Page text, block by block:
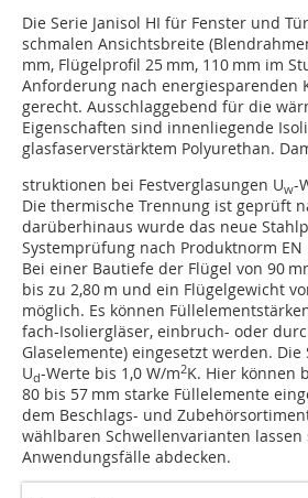
Die Serie Janisol HI für Fenster und
schmalen Ansichtsbreite
mm, Flügelprofil 25 mm, 110 mm im
Anforderung nach energiesparenden
gerecht. Ausschlaggebend für die
Eigenschaften sind innenliegende
glasfaserverstärktem Polyurethan.
struktionen bei Festverglasungen Uw-
Die thermische Trennung ist geprüft
darüberhinaus wurde das neue
Systemprüfung nach Produktnorm EN
Bei einer Bautiefe der Flügel von 90
bis zu 2,80 m und ein Flügelgewicht
möglich. Es können
fach-Isoliergläser, einbruch- oder
Glaselemente) eingesetzt werden.
Ud-Werte bis 1,0 W/m2K. Hier können
80 bis 57 mm starke Füllelemente
dem Beschlags- und
wählbaren Schwellenvarianten
Anwendungsfälle abdecken.